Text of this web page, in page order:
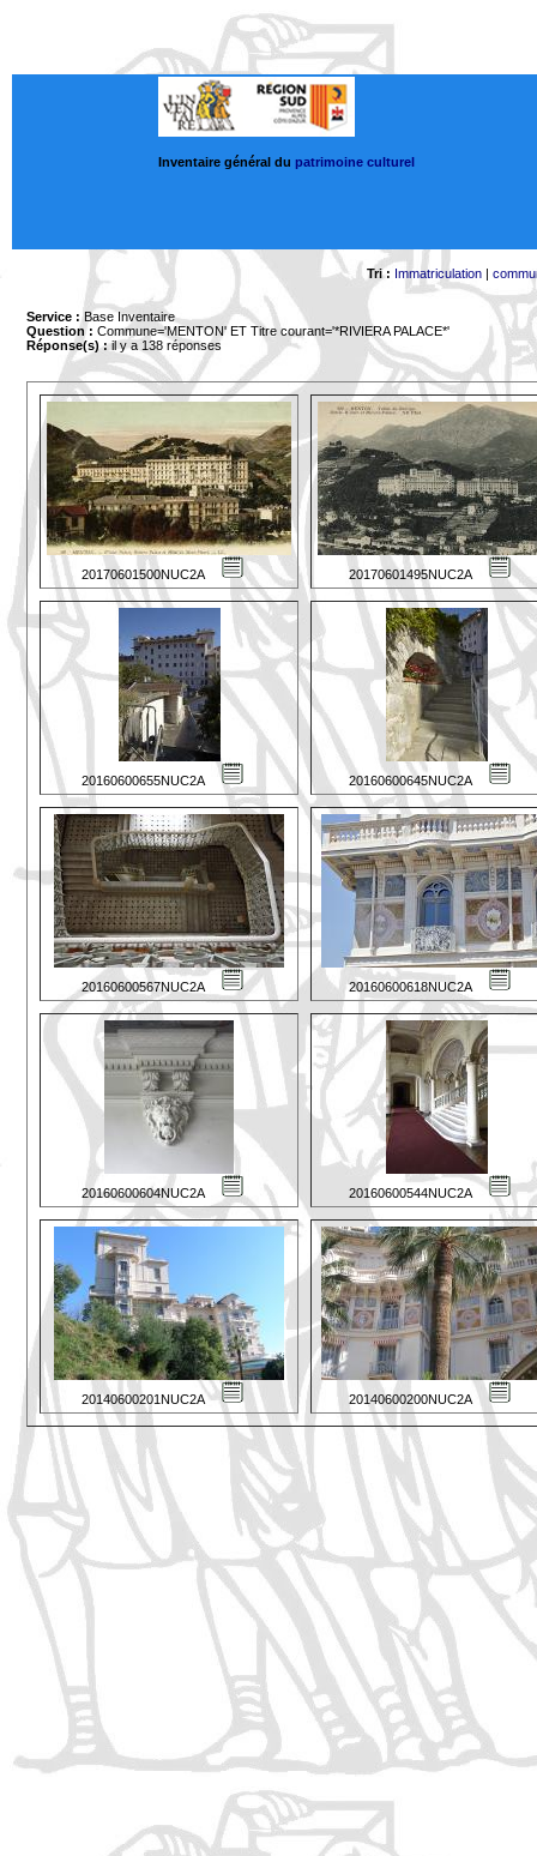
Inventaire général du patrimoine culturel
Tri : Immatriculation |
Service : Base Inventaire
Question : Commune='MENTON' ET Titre courant='*RIVIERA PALACE*'
Réponse(s) :il y a 138 réponses
20170601500NUC2A 20170601495NUC2A
20160600655NUC2A 20160600645NUC2A
20160600567NUC2A 20160600618NUC2A
20160600604NUC2A 20160600544NUC2A
20140600201NUC2A 20140600200NUC2A